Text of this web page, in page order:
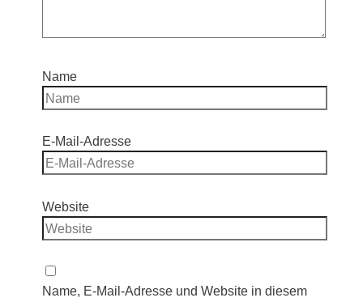
Name
E-Mail-Adresse
Website
Name, E-Mail-Adresse und Website in diesem